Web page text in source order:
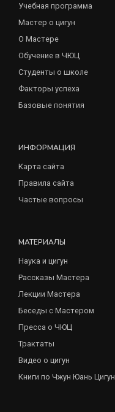
Учебная программа
Мастер о цигун
О Мастере
Обучение в ЧЮЦ
Студенты о школе
Факторы успеха
Базовые понятия
ИНФОРМАЦИЯ
Карта сайта
Правила сайта
Частые вопросы
МАТЕРИАЛЫ
Наука и цигун
Рассказы Мастера
Лекции Мастера
Беседы с Мастером
Пресса о ЧЮЦ
Трактаты
Видео о цигун
Книги по Чжун Юань Цигун